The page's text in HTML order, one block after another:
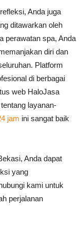
Anda juga
ditawarkan oleh
perawatan spa, Anda
diri dan
Platform
di berbagai
web HaloJasa
layanan-
jam ini sangat baik
Anda dapat
yang
kami untuk
perjalanan